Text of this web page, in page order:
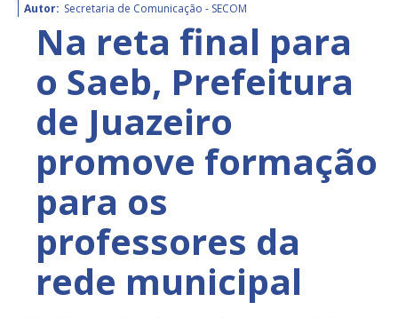
Autor: Secretaria de Comunicação - SECOM
Na reta final para
o Saeb, Prefeitura
de Juazeiro
promove formação
para os
professores da
rede municipal